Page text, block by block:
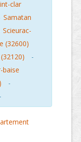
clar
Samatan
Scieurac-
(32600)
-
baise
-
-